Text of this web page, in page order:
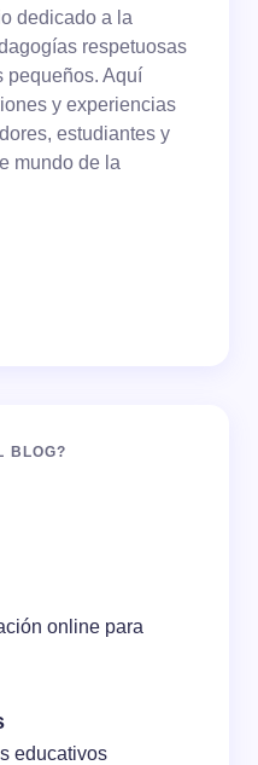
this browser for the
dedicado a la
respetuosas
pequeños. Aquí
y experiencias
estudiantes y
mundo de la
BLOG?
online para
educativos